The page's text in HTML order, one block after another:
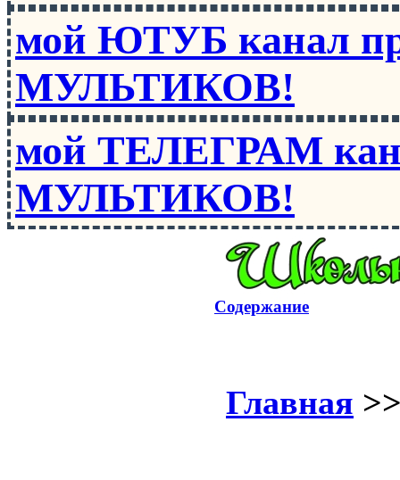
мой ЮТУБ канал
МУЛЬТИКОВ!
мой ТЕЛЕГРАМ
МУЛЬТИКОВ!
Содержание
Главная